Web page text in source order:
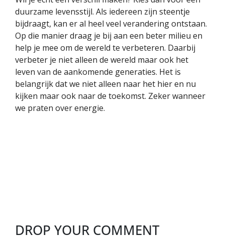
duurzame levensstijl. Als iedereen zijn steentje
bijdraagt, kan er al heel veel verandering ontstaan.
Op die manier draag je bij aan een beter milieu en
help je mee om de wereld te verbeteren. Daarbij
verbeter je niet alleen de wereld maar ook het
leven van de aankomende generaties. Het is
belangrijk dat we niet alleen naar het hier en nu
kijken maar ook naar de toekomst. Zeker wanneer
we praten over energie.
DROP YOUR COMMENT